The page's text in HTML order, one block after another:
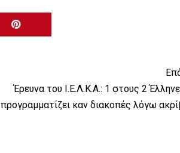
Έρευνα του Ι.Ε.Λ.Κ.Α.: 1 στους 2
προγραμματίζει καν διακοπές λόγω